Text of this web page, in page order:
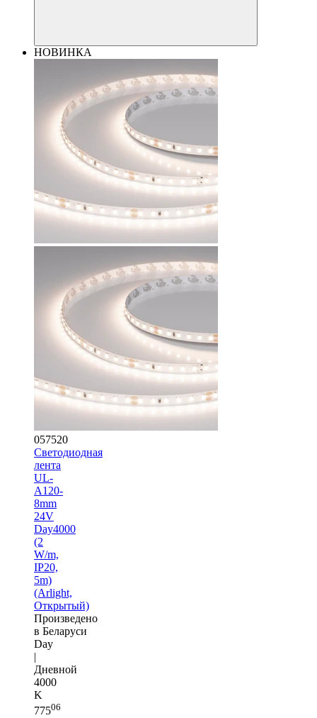
НОВИНКА
057520
Светодиодная
лента
UL-
A120-
8mm
24V
Day4000
(2
W/m,
IP20,
5m)
(Arlight,
Открытый)
Произведено
в Беларуси
Day
|
Дневной
4000
K
77506